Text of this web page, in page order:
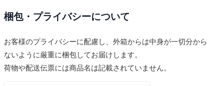
梱包・プライバシーについて
お客様のプライバシーに配慮し、外箱からは中身が一切分から
ないように厳重に梱包してお届けします。
荷物や配送伝票には商品名は記載されていません。